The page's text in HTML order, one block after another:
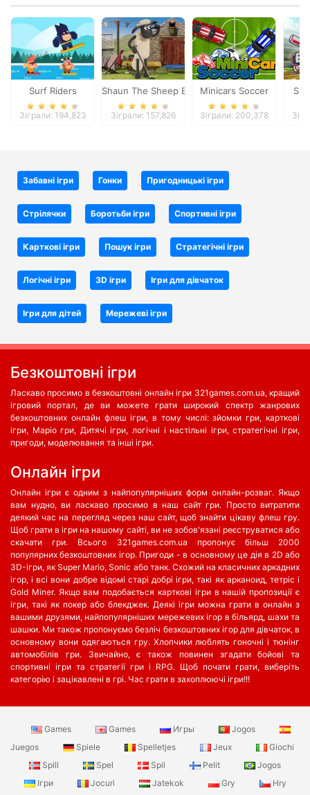
Surf Riders
Зіграли: 194,823
Shaun The Sheep Baahmy Golf
Зіграли: 157,826
Minicars Soccer
Зіграли: 200,378
Забавні ігри Гонки Пригодницькі ігри
Стрілячки Боротьби iгри Спортивні ігри
Карткові ігри Пошук ігри Стратегічні ігри
Логічні ігри 3D ігри Ігри для дівчаток
Ігри для дітей Мережеві ігри
Безкоштовні ігри
Ласкаво просимо в безкоштовні онлайн ігри 321games.com.ua, кращий
ігровий портал, де ви можете грати широкий спектр жанрових
безкоштовних онлайн флеш ігри, в тому числі: зйомки гри, карткові
ігри, Маріо гри, Дитячі ігри, логічні і настільні ігри, стратегічні ігри,
пригоди, моделювання та інші ігри.
Oнлайн ігри
Онлайн ігри є одним з найпопулярніших форм онлайн-розваг. Якщо
вам нудно, ви ласкаво просимо в наш сайт гри. Просто витратити
деякий час на перегляд через наш сайт, щоб знайти цікаву флеш гру.
Щоб грати в ігри на нашому сайті, ви не зобов'язані реєструватися або
скачати гри. Всього 321games.com.ua пропонує більш 2000
популярних безкоштовних ігор. Пригоди - в основному це дія в 2D або
3D-ігри, як Super Mario, Sonic або танк. Схожий на класичних аркадних
ігор, і всі вони добре відомі старі добрі ігри, такі як арканоид, тетріс і
Gold Miner. Якщо вам подобається карткові ігри в нашій пропозиції є
ігри, такі як покер або блекджек. Деякі ігри можна грати в онлайн з
вашими друзями, найпопулярніших мережевих ігор в більярд, шахи та
шашки. Ми також пропонуємо безліч безкоштовних ігор для дівчаток, в
основному вони одягаються гру. Хлопчики люблять гоночні і тюнінг
автомобілів гри. Звичайно, є також повинен згадати бойові та
спортивні ігри та стратегії гри і RPG. Щоб почати грати, виберіть
категорію і зацікавлені в грі. Час грати в захоплюючі ігри!!!
Games Games Игры
Jogos
Juegos
Spiele Spelletjes Jeux
Giochi
Spill
Spel Spil Pelit
Jogos
Ігри
Jocuri Jatekok Gry Hry